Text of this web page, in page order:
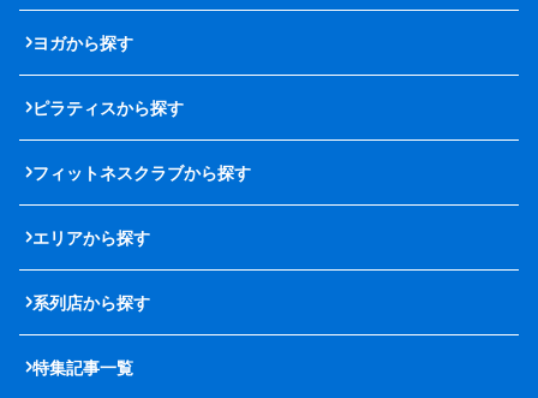
ヨガから探す
ピラティスから探す
フィットネスクラブから探す
エリアから探す
系列店から探す
特集記事一覧